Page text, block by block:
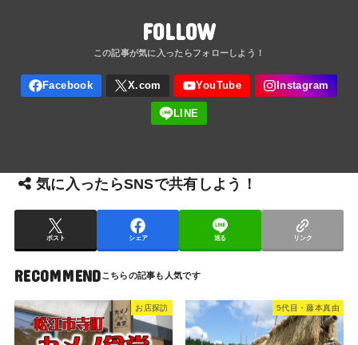
FOLLOW
気に入ったらSNSで共有しよう！
ポスト シェア 送る リンク
RECOMMEND
お店探訪 5代目・藤本真由